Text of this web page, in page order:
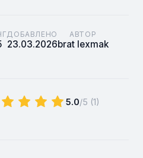
ДОБАВЛЕНО
23.03.2026
АВТОР
brat lexmak
5.0/5 (1)